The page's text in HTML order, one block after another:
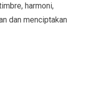
harmoni,
dan menciptakan